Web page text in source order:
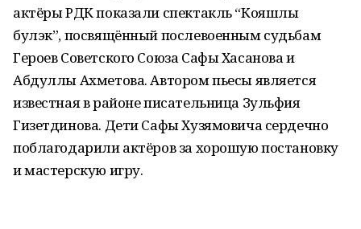
актёры РДК показали спектакль “Кояшлы
булэк”, посвящённый послевоенным судьбам
Героев Советского Союза Сафы Хасанова и
Абдуллы Ахметова. Автором пьесы является
известная в районе писательница Зульфия
Гизетдинова. Дети Сафы Хузямовича сердечно
поблагодарили актёров за хорошую постановку
и мастерскую игру.